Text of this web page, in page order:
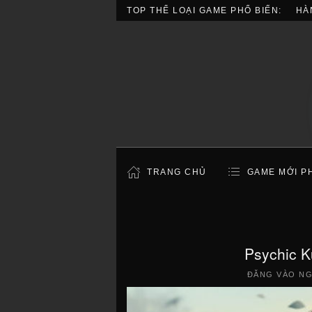
TOP THỂ LOẠI GAME PHỔ BIẾN:
TRANG CHỦ GAME MỚI
Psychic
ĐĂNG VÀO